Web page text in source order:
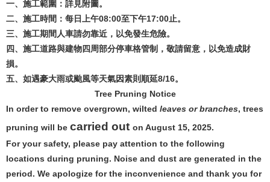
一、施工範圍：詳見附圖。
二、施工時間：每日上午08:00至下午17:00止。
三、施工期間人車請勿靠近，以免發生危險。
四、施工道路與建物四周部分停車格管制，敬請留意，以免造成財
損。
五、如遇豪大雨或颱風等天氣因素則順延8/16。
Tree Pruning Notice
In order to remove overgrown, wilted leaves or branches, trees
pruning will be carried out on August 15, 2025.
For your safety, please pay attention to the following
locations during pruning. Noise and dust are generated in the
period. We apologize for the inconvenience and thank you for